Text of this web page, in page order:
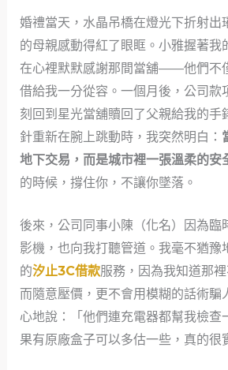
婚禮當天，水晶吊橋在燈光下折射出
的母親感動得紅了眼眶。小雅握著我
在心裡默默感謝那間當舖——他們不
借給我一分從容。一個月後，公司款
刻回到星光當舖贖回了父親給我的手
針重新在腕上跳動時，我突然明白：
地下交易，而是城市裡一張溫柔的安
的時候，撐住你，不讓你墜落。
後來，公司同事小陳（化名）因為臨
影機，也向我打聽管道。我毫不猶豫
的汐止3C借款服務，因為我知道那
而隨意壓價，更不會用模糊的話術騙
心地說：「他們連充電器都幫我檢查
果有原廠盒子可以多估一些，真的很